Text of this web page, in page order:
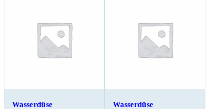
Wasserdüse
Wasserdüse